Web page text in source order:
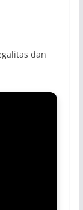
dan